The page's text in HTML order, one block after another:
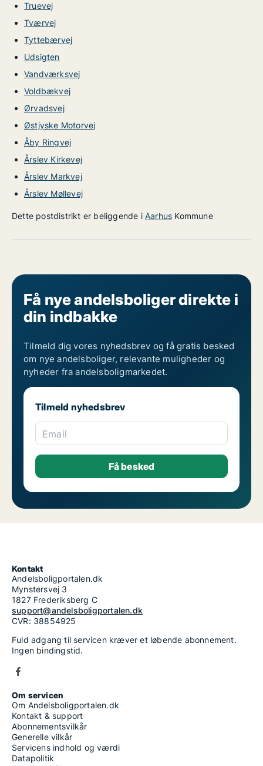
Truevej
Tværvej
Tyttebærvej
Udsigten
Vandværksvej
Voldbækvej
Ørvadsvej
Østjyske Motorvej
Åby Ringvej
Årslev Kirkevej
Årslev Markvej
Årslev Møllevej
Dette postdistrikt er beliggende i Aarhus Kommune
Få nye andelsboliger direkte i
din indbakke
Tilmeld dig vores nyhedsbrev og få gratis besked
om nye andelsboliger, relevante muligheder og
nyheder fra andelsboligmarkedet.
Tilmeld nyhedsbrev
Email
Kontakt
Andelsboligportalen.dk
Mynstersvej 3
1827 Frederiksberg C
support@andelsboligportalen.dk
CVR: 38854925
Fuld adgang til servicen kræver et løbende abonnement.
Ingen bindingstid.
Om servicen
Om Andelsboligportalen.dk
Kontakt & support
Abonnementsvilkår
Generelle vilkår
Servicens indhold og værdi
Datapolitik